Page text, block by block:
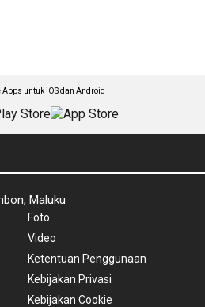
Apps untuk iOS dan Android
Maluku
Foto
Video
Ketentuan Penggunaan
Kebijakan Privasi
Kebijakan Cookie